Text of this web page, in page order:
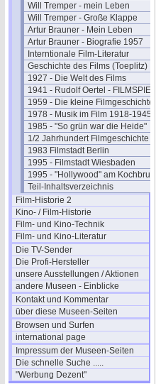
Will Tremper - mein Leben
Will Tremper - Große Klappe
Artur Brauner - Mein Leben
Artur Brauner - Biografie 1957
Interntionale Film-Literatur
Geschichte des Films (Toeplitz)
1927 - Die Welt des Films
1941 - Rudolf Oertel -
1959 - Die kleine Filmgeschichte
1978 - Musik im Film 1918-1945
1985 - "So grün war die Heide"
1/2 Jahrhundert Filmgeschichte
1983 Filmstadt Berlin
1995 - Filmstadt Wiesbaden
1995 - "Hollywood" am
Teil-Inhaltsverzeichnis
Film-Historie 2
Kino- / Film-Historie
Film- und Kino-Technik
Film- und Kino-Literatur
Die TV-Sender
Die Profi-Hersteller
unsere Ausstellungen / Aktionen
andere Museen - Einblicke
Kontakt und Kommentar
über diese Museen-Seiten
Browsen und Surfen
international page
Impressum der Museen-Seiten
Die schnelle Suche .....
"Werbung Dezent"